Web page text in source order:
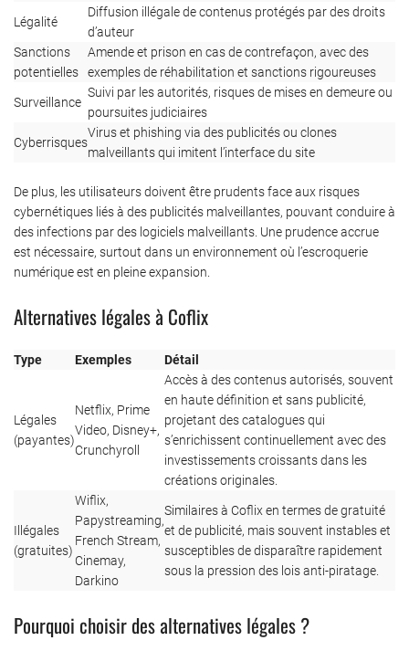
Légalité
Diffusion illégale de contenus protégés par des droits
d’auteur
Sanctions
potentielles
Amende et prison en cas de contrefaçon, avec des
exemples de réhabilitation et sanctions rigoureuses
Surveillance
Suivi par les autorités, risques de mises en demeure ou
poursuites judiciaires
Cyberrisques
Virus et phishing via des publicités ou clones
malveillants qui imitent l’interface du site
De plus, les utilisateurs doivent être prudents face aux risques
cybernétiques liés à des publicités malveillantes, pouvant conduire à
des infections par des logiciels malveillants. Une prudence accrue
est nécessaire, surtout dans un environnement où l’escroquerie
numérique est en pleine expansion.
Alternatives légales à Coflix
Type Exemples Détail
Légales
(payantes)
Netflix, Prime
Video, Disney+,
Crunchyroll
Accès à des contenus autorisés, souvent
en haute définition et sans publicité,
projetant des catalogues qui
s’enrichissent continuellement avec des
investissements croissants dans les
créations originales.
Illégales
(gratuites)
Wiflix,
Papystreaming,
French Stream,
Cinemay,
Darkino
Similaires à Coflix en termes de gratuité
et de publicité, mais souvent instables et
susceptibles de disparaître rapidement
sous la pression des lois anti-piratage.
Pourquoi choisir des alternatives légales ?